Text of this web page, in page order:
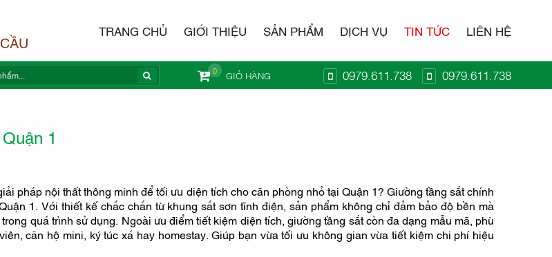
TRANG CHỦ GIỚI THIỆU SẢN PHẨM DỊCH VỤ TIN TỨC LIÊN HỆ
GIỎ HÀNG
0 0979.611.738 0979.611.738
THẤT KIDO
1
pháp nội thất thông minh để tối ưu diện tích cho căn phòng nhỏ tại Quận 1? Giường tầng sắt chính
1. Với thiết kế chắc chắn từ khung sắt sơn tĩnh điện, sản phẩm không chỉ đảm bảo độ bền mà
quá trình sử dụng. Ngoài ưu điểm tiết kiệm diện tích, giường tầng sắt còn đa dạng mẫu mã, phù
căn hộ mini, ký túc xá hay homestay. Giúp bạn vừa tối ưu không gian vừa tiết kiệm chi phí hiệu